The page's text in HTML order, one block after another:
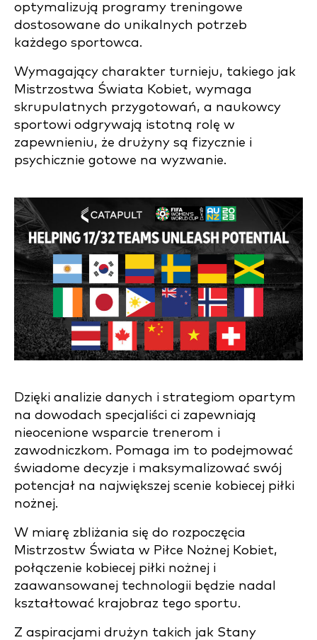
optymalizują programy treningowe
dostosowane do unikalnych potrzeb
każdego sportowca.
Wymagający charakter turnieju, takiego jak
Mistrzostwa Świata Kobiet, wymaga
skrupulatnych przygotowań, a naukowcy
sportowi odgrywają istotną rolę w
zapewnieniu, że drużyny są fizycznie i
psychicznie gotowe na wyzwanie.
Dzięki analizie danych i strategiom opartym
na dowodach specjaliści ci zapewniają
nieocenione wsparcie trenerom i
zawodniczkom. Pomaga im to podejmować
świadome decyzje i maksymalizować swój
potencjał na największej scenie kobiecej piłki
nożnej.
W miarę zbliżania się do rozpoczęcia
Mistrzostw Świata w Piłce Nożnej Kobiet,
połączenie kobiecej piłki nożnej i
zaawansowanej technologii będzie nadal
kształtować krajobraz tego sportu.
Z aspiracjami drużyn takich jak Stany